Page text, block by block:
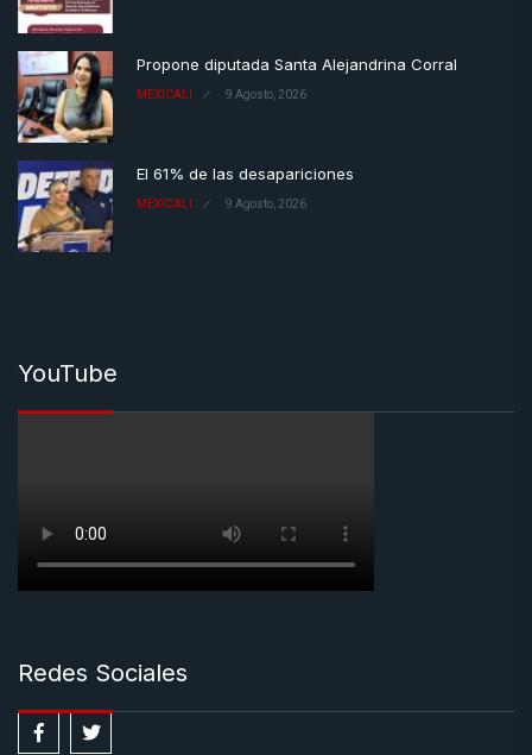
Propone diputada Santa Alejandrina Corral
MEXICALI 9 Agosto, 2026
El 61% de las desapariciones
MEXICALI 9 Agosto, 2026
YouTube
Redes Sociales